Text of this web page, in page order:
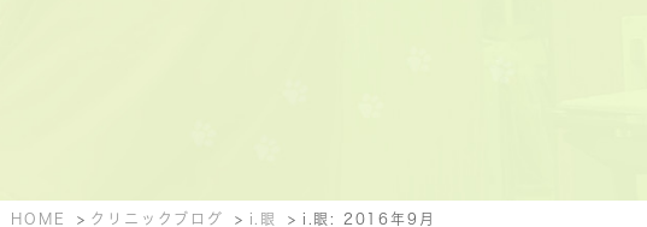
HOME クリニックブログ i.眼 i.眼: 2016年9月